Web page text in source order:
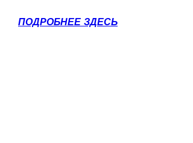
ПОДРОБНЕЕ ЗДЕСЬ